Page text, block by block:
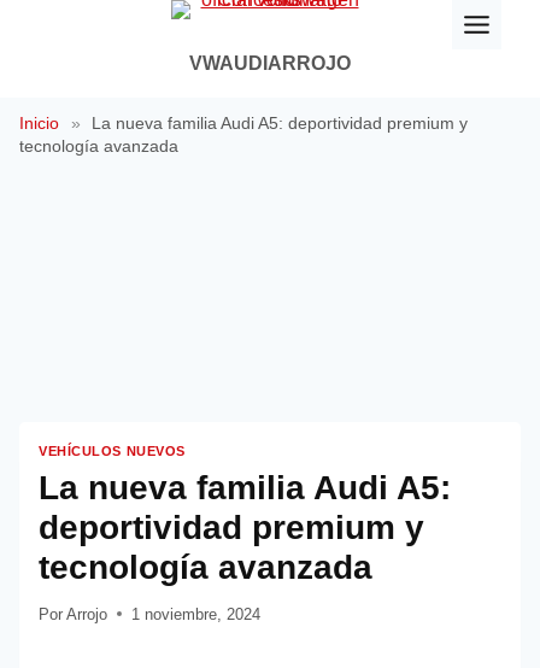
VWAUDIARROJO
Inicio »
La nueva familia Audi A5: deportividad premium y
tecnología avanzada
VEHÍCULOS NUEVOS
La nueva familia Audi A5:
deportividad premium y
tecnología avanzada
Por Arrojo 1 noviembre, 2024